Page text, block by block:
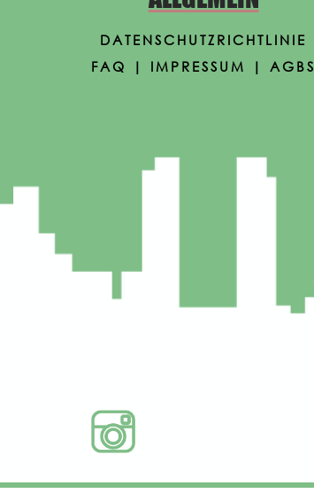
DATENSCHUTZRICHTLINIE
FAQ
| IMPRESSUM |AGBS